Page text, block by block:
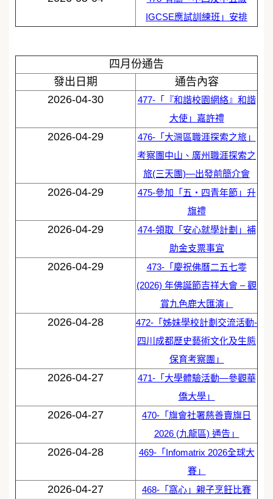
IGCSE應試訓練班」安排
四月份通告
發出日期
通告內容
2026-04-30
477-「『和諧校園網絡』和諧
大使」嘉許禮
2026-04-29
476-「大灣區職涯探索之旅」
考察團中山、廣州職涯探索之
旅(三天團)—出發前簡介會
2026-04-29
475-參加「五‧四青年節」升
旗禮
2026-04-29
474-領取「安心就學計劃」補
助金支票事宜
2026-04-29
473-「慶祝佛曆二五七零
(2026) 年佛誕節吉祥大會 – 觀
賞九色鹿大匯演」
2026-04-28
472-「姊妹學校計劃交流活動-
四川成都歷史藝術文化及生態
保育考察團」
2026-04-27
471-「大學體驗活動—參觀華
僑大學」
2026-04-27
470-「旗會社署慈善賣旗日
2026 (九龍區) 通告」
2026-04-28
469-「Infomatrix 2026全球大
賽」
2026-04-27 468-「窩心」親子烹飪比賽